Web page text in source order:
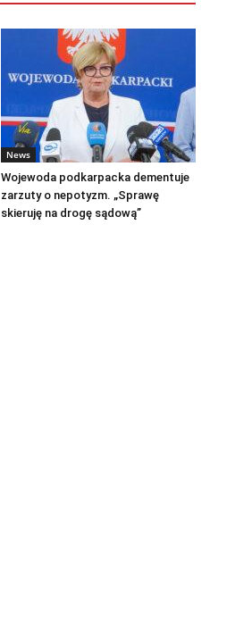
News
Wojewoda podkarpacka dementuje
zarzuty o nepotyzm. „Sprawę
skieruję na drogę sądową”